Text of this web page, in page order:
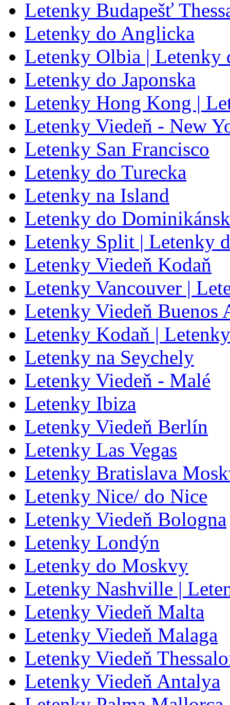
Letenky Budapešť
Letenky do Anglicka
Letenky Olbia | Letenky
Letenky do Japonska
Letenky Hong Kong |
Letenky Viedeň - New
Letenky San Francisco
Letenky do Turecka
Letenky na Island
Letenky do
Letenky Split | Letenky
Letenky Viedeň Kodaň
Letenky Vancouver |
Letenky Viedeň Buenos
Letenky Kodaň |
Letenky na Seychely
Letenky Viedeň - Malé
Letenky Ibiza
Letenky Viedeň Berlín
Letenky Las Vegas
Letenky Bratislava
Letenky Nice/ do Nice
Letenky Viedeň Bologna
Letenky Londýn
Letenky do Moskvy
Letenky Nashville |
Letenky Viedeň Malta
Letenky Viedeň Malaga
Letenky Viedeň
Letenky Viedeň Antalya